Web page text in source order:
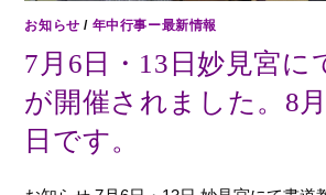
お知らせ / 年中行事ー最新情報
7月6日・13日妙見宮に
が開催されました。8
日です。